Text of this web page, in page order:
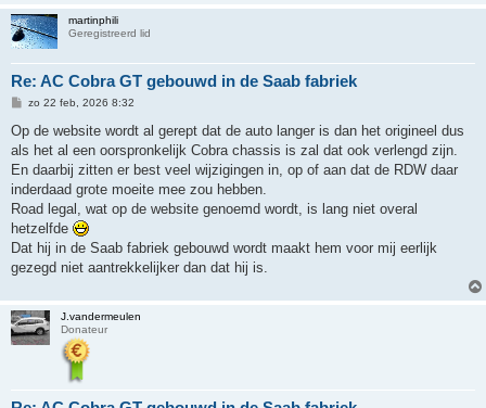
martinphili
Geregistreerd lid
Re: AC Cobra GT gebouwd in de Saab fabriek
B
r
i
c
h
zo 22 feb, 2026 8:32
Op de website wordt al gerept dat de auto langer is dan het origineel dus
als het al een oorspronkelijk Cobra chassis is zal dat ook verlengd zijn.
En daarbij zitten er best veel wijzigingen in, op of aan dat de RDW daar
inderdaad grote moeite mee zou hebben.
Road legal, wat op de website genoemd wordt, is lang niet overal
hetzelfde
Dat hij in de Saab fabriek gebouwd wordt maakt hem voor mij eerlijk
gezegd niet aantrekkelijker dan dat hij is.
J.vandermeulen
Donateur